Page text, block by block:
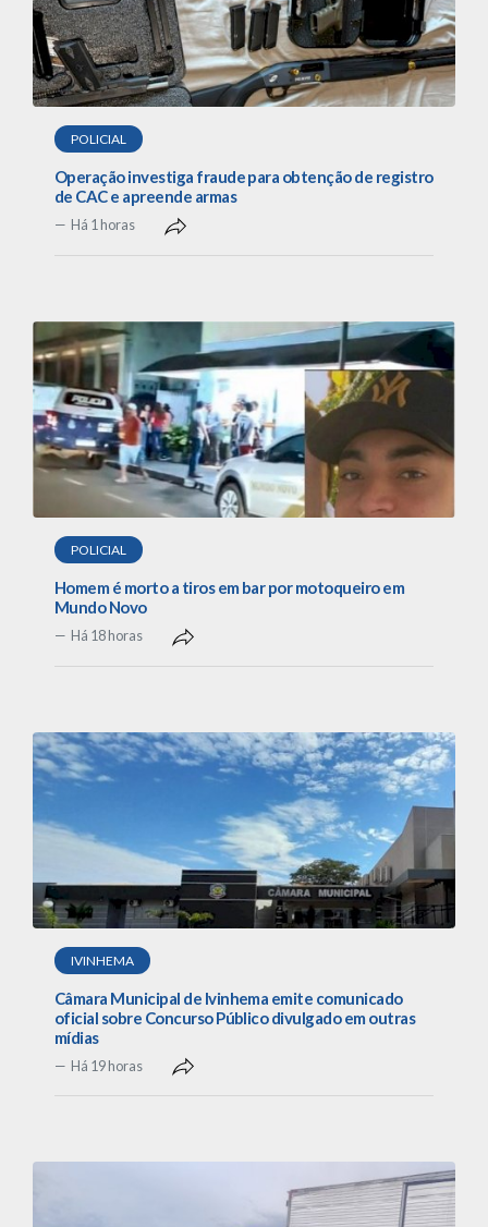
POLICIAL
Operação investiga fraude para obtenção de registro
de CAC e apreende armas
Há 1 horas
POLICIAL
Homem é morto a tiros em bar por motoqueiro em
Mundo Novo
Há 18 horas
IVINHEMA
Câmara Municipal de Ivinhema emite comunicado
oficial sobre Concurso Público divulgado em outras
mídias
Há 19 horas